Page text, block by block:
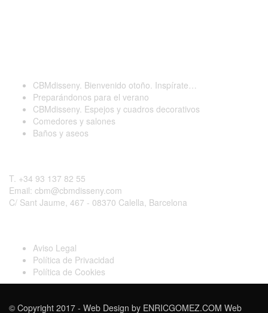
CBMdisseny. Bienvenido otoño. Inspírate…
Preparándonos para el verano
CBMdisseny. Espejos y cuadros decorativos
Comedores y salones
Baños y aseos
T. +34 93 137 82 55
Email: cbm@cbmdisseny.com
C/ Sant Jaume, 467 - 08370 Calella, Barcelona
Aviso Legal
Política de Privacidad
Política de Cookies
© Copyright 2017 - Web Design by ENRICGOMEZ.COM Web